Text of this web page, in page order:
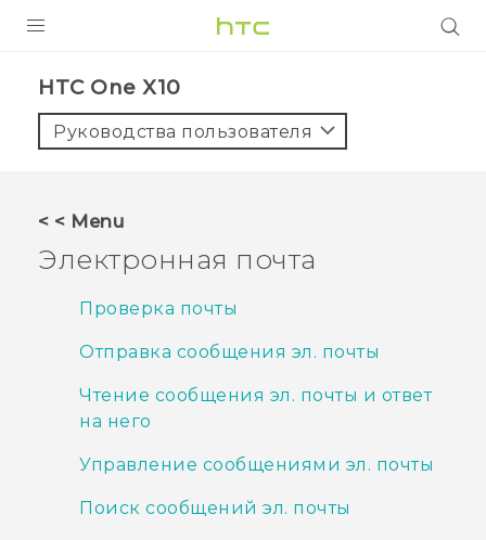
5G
HTC One X10‎
Руководства пользователя
< < Menu
Электронная почта
Проверка почты
Отправка сообщения эл. почты
Чтение сообщения эл. почты и ответ
на него
Управление сообщениями эл. почты
Поиск сообщений эл. почты